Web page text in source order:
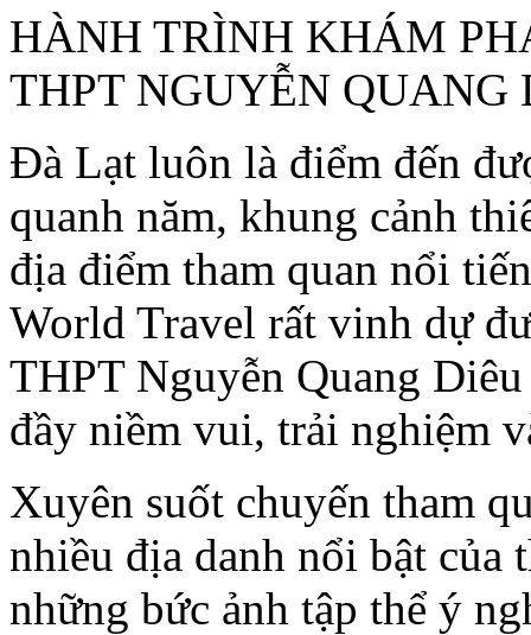
HÀNH TRÌNH KHÁM
THPT NGUYỄN QUANG
Đà Lạt luôn là điểm đến
quanh năm, khung cảnh
địa điểm tham quan nổi
World Travel rất vinh dự
THPT Nguyễn Quang
đầy niềm vui, trải nghiệm
Xuyên suốt chuyến tham
nhiều địa danh nổi bật của
những bức ảnh tập thể ý